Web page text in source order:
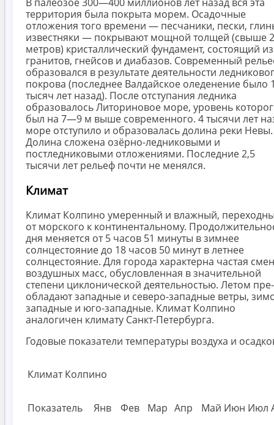
территория была покрыта морем. Осадочные
отложения того времени — песчаники, пески,
известняки — покрывают мощной толщей (свыше
метров) кристаллический фундамент, состоящий из
гранитов, гнейсов и диабазов. Современный
образовался в результате деятельности
покрова (последнее Валдайское оледенение было
тысяч лет назад). После отступания ледника
образовалось Литориновое море, уровень
был на 7—9 м выше современного. 4 тысячи лет
море отступило и образовалась долина реки Невы.
Долина сложена озёрно-ледниковыми и
постледниковыми отложениями. Последние 2,5
тысячи лет рельеф почти не менялся.
Климат
Климат Колпино умеренный и влажный,
от морского к континентальному.
дня меняется от 5 часов 51 минуты в зимнее
солнцестояние до 18 часов 50 минут в летнее
солнцестояние. Для города характерна частая
воздушных масс, обусловленная в значительной
степени циклонической деятельностью. Летом пре­
обладают западные и северо-западные ветры,
западные и юго-западные. Климат Колпино
аналогичен климату Санкт-Петербурга.
Годовые показатели температуры воздуха и
Климат Колпино
Показатель Янв Фев Мар Апр Май Июн Июл